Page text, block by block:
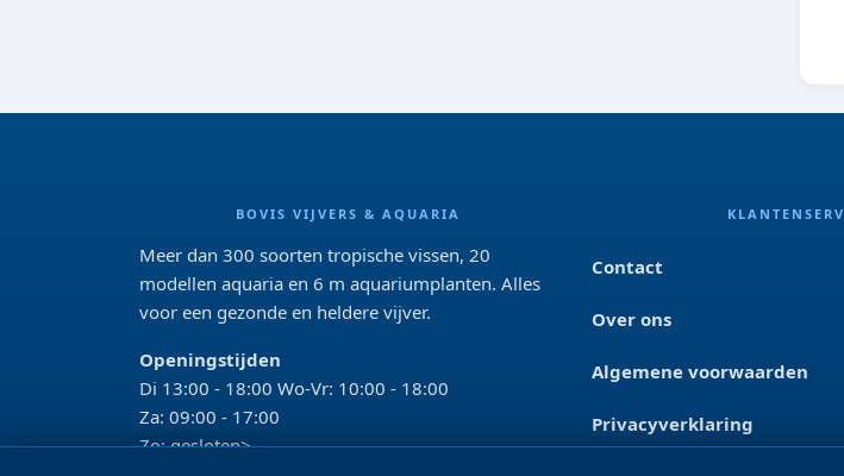
BOVIS VIJVERS & AQUARIA
Meer dan 300 soorten tropische vissen, 20
modellen aquaria en 6 m aquariumplanten. Alles
voor een gezonde en heldere vijver.
Openingstijden
Di 13:00 - 18:00 Wo-Vr: 10:00 - 18:00
Za: 09:00 - 17:00
Zo: gesloten>
Contact
Over ons
Algemene voorwaarden
Privacyverklaring